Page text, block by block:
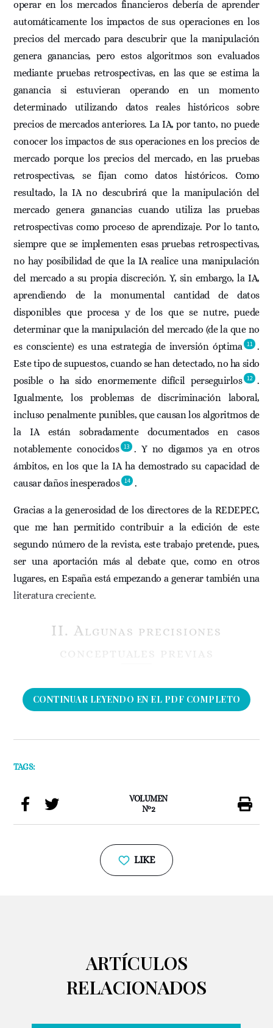
operar en los mercados financieros debería de aprender
automáticamente los impactos de sus operaciones en los
precios del mercado para descubrir que la manipulación
genera ganancias, pero estos algoritmos son evaluados
mediante pruebas retrospectivas, en las que se estima la
ganancia si estuvieran operando en un momento
determinado utilizando datos reales históricos sobre
precios de mercados anteriores. La IA, por tanto, no puede
conocer los impactos de sus operaciones en los precios de
mercado porque los precios del mercado, en las pruebas
retrospectivas, se fijan como datos históricos. Como
resultado, la IA no descubrirá que la manipulación del
mercado genera ganancias cuando utiliza las pruebas
retrospectivas como proceso de aprendizaje. Por lo tanto,
siempre que se implementen esas pruebas retrospectivas,
no hay posibilidad de que la IA realice una manipulación
del mercado a su propia discreción. Y, sin embargo, la IA,
aprendiendo de la monumental cantidad de datos
disponibles que procesa y de los que se nutre, puede
determinar que la manipulación del mercado (de la que no
es consciente) es una estrategia de inversión óptima
11
.
Este tipo de supuestos, cuando se han detectado, no ha sido
posible o ha sido enormemente difícil perseguirlos
12
.
Igualmente, los problemas de discriminación laboral,
incluso penalmente punibles, que causan los algoritmos de
la IA están sobradamente documentados en casos
notablemente conocidos
13
. Y no digamos ya en otros
ámbitos, en los que la IA ha demostrado su capacidad de
causar daños inesperados
14 .
Gracias a la generosidad de los directores de la REDEPEC,
que me han permitido contribuir a la edición de este
segundo número de la revista, este trabajo pretende, pues,
ser una aportación más al debate que, como en otros
lugares, en España está empezando a generar también una
literatura creciente.
II. Algunas precisiones
conceptuales previas
CONTINUAR LEYENDO EN EL PDF COMPLETO
TAGS:
VOLUMEN
Nº2
LIKE
ARTÍCULOS
RELACIONADOS